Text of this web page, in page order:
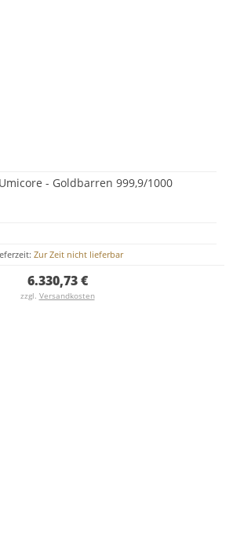
- Goldbarren 999,9/1000
Zur Zeit nicht lieferbar
6.330,73 €
zzgl. Versandkosten